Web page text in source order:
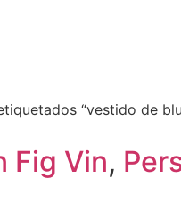
“vestido de
Fig Vin,